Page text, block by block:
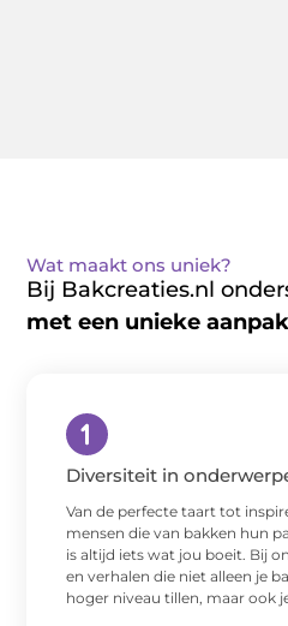
Wat maakt ons uniek?
Bij Bakcreaties.nl
met een unieke aanpak
Diversiteit in
Van de perfecte taart tot
mensen die van bakken hun
is altijd iets wat jou boeit. Bij
en verhalen die niet alleen je
hoger niveau tillen, maar ook